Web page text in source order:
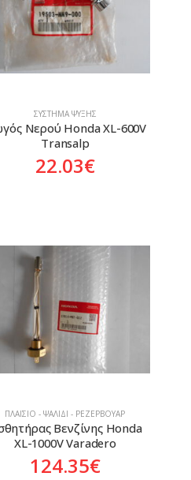
ΣΎΣΤΗΜΑ ΨΎΞΗΣ
Νερού Honda XL-600V
Transalp
22.03€
ΠΛΑΊΣΙΟ - ΨΑΛΊΔΙ - ΡΕΖΕΡΒΟΥΆΡ
Βενζίνης Honda
XL-1000V Varadero
124.35€